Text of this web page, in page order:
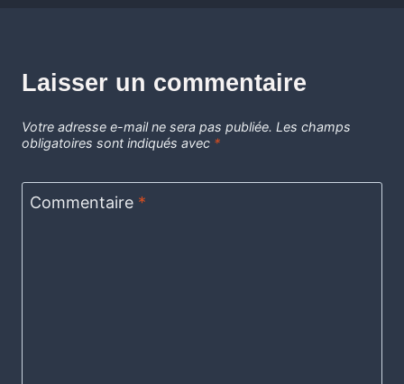
Laisser un commentaire
Votre adresse e-mail ne sera pas publiée. Les champs
obligatoires sont indiqués avec *
Commentaire *